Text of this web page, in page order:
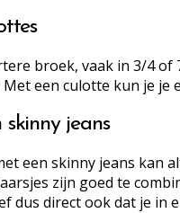
broek, vaak in 3/4
een culotte kun je
jeans
een skinny jeans kan
zijn goed te
dus direct ook dat je